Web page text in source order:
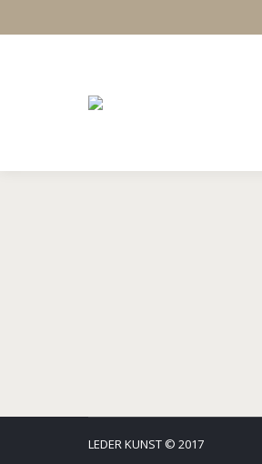
LEDER KUNST © 2017